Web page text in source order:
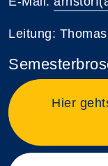
Leitung:
Hier